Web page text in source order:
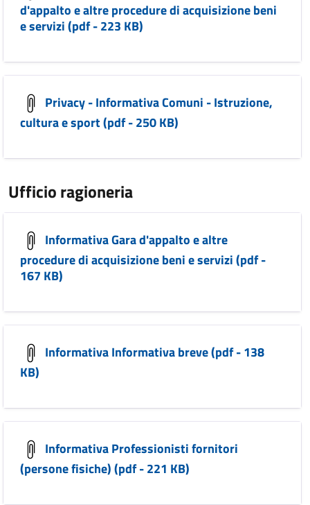
d'appalto e altre procedure di acquisizione beni
e servizi (pdf - 223 KB)
Privacy - Informativa Comuni - Istruzione,
cultura e sport (pdf - 250 KB)
Ufficio ragioneria
Informativa Gara d'appalto e altre
procedure di acquisizione beni e servizi (pdf -
167 KB)
Informativa Informativa breve (pdf - 138
KB)
Informativa Professionisti fornitori
(persone fisiche) (pdf - 221 KB)